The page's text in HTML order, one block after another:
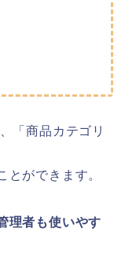
「商品カテゴリ
とができます。
理者も使いやす